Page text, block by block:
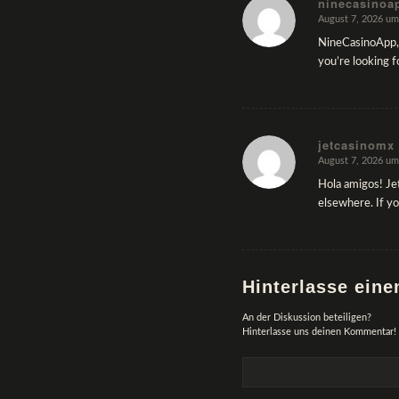
sagte:
August 7, 2026
you’re looking
jetcasinomx
sagte:
August 7, 2026
Hola amigos!
elsewhere. If
Hinterlasse
An der Diskussion beteiligen?
Hinterlasse uns deinen Kommentar!